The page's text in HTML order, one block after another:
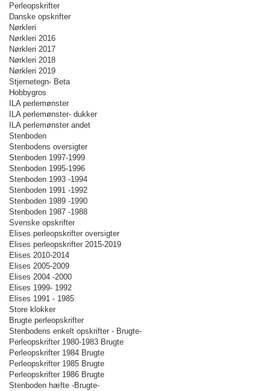
Perleopskrifter
Danske opskrifter
Nørkleri
Nørkleri 2016
Nørkleri 2017
Nørkleri 2018
Nørkleri 2019
Stjernetegn- Beta
Hobbygros
ILA perlemønster
ILA perlemønster- dukker
ILA perlemønster andet
Stenboden
Stenbodens oversigter
Stenboden 1997-1999
Stenboden 1995-1996
Stenboden 1993 -1994
Stenboden 1991 -1992
Stenboden 1989 -1990
Stenboden 1987 -1988
Svenske opskrifter
Elises perleopskrifter oversigter
Elises perleopskrifter 2015-2019
Elises 2010-2014
Elises 2005-2009
Elises 2004 -2000
Elises 1999- 1992
Elises 1991 - 1985
Store klokker
Brugte perleopskrifter
Stenbodens enkelt opskrifter - Brugte-
Perleopskrifter 1980-1983 Brugte
Perleopskrifter 1984 Brugte
Perleopskrifter 1985 Brugte
Perleopskrifter 1986 Brugte
Stenboden hæfte -Brugte-